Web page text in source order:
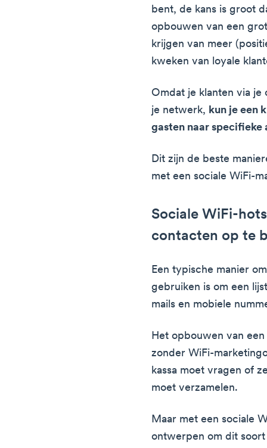
bent, de kans is groot
opbouwen van een
krijgen van meer
kweken van loyale
Omdat je klanten via
je netwerk, kun je een
gasten naar specifieke
Dit zijn de beste
met een sociale WiFi-
Sociale WiFi-
contacten op te
Een typische manier
gebruiken is om een
mails en mobiele
Het opbouwen van
zonder WiFi-
kassa moet vragen of
moet verzamelen.
Maar met een sociale
ontwerpen om dit